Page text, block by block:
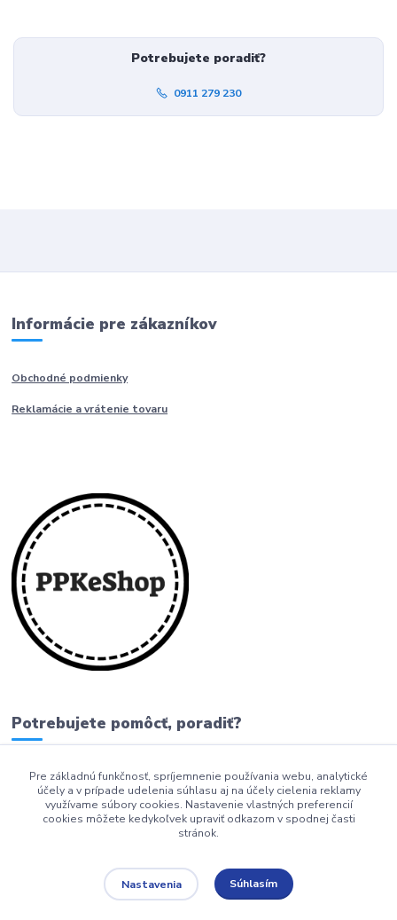
Potrebujete poradiť?
0911 279 230
Informácie pre zákazníkov
Obchodné podmienky
Reklamácie a vrátenie tovaru
Potrebujete pomôcť, poradiť?
0911 279 230
info@ppkeshop.sk
Pre základnú funkčnosť, spríjemnenie používania webu, analytické
účely a v prípade udelenia súhlasu aj na účely cielenia reklamy
využívame súbory cookies. Nastavenie vlastných preferencií
cookies môžete kedykoľvek upraviť odkazom v spodnej časti
stránok.
Nastavenia Súhlasím